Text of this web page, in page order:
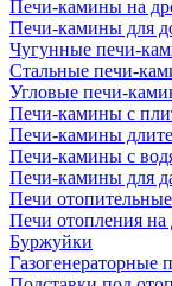
Печи-камины на
Печи-камины для
Чугунные печи-
Стальные печи-
Угловые печи-
Печи-камины с
Печи-камины
Печи-камины с
Печи-камины для
Печи отопительные
Печи отопления на
Буржуйки